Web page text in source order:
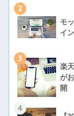
2
モ
イ
3
楽
が
開
4